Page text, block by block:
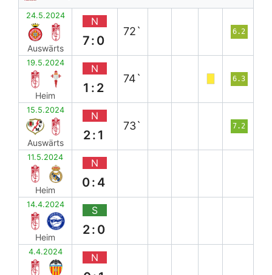
24.5.2024
Auswärts
N
7:0
72` 6.2
19.5.2024
Heim
N
1:2
74` 6.3
15.5.2024
Auswärts
N
2:1
73` 7.2
11.5.2024
Heim
N
0:4
14.4.2024
Heim
S
2:0
4.4.2024 N